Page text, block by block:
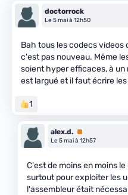
doctorrock
Le 5 mai à 12h50
Bah tous les codecs videos
c'est pas nouveau. Même
soient hyper efficaces, à
est largué et il faut écrire
1
alex.d. Premium
Le 5 mai à 12h57
C'est de moins en moins
surtout pour exploiter les
l'assembleur était